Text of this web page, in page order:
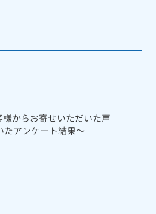
様からお寄せいただいた声
たアンケート結果～